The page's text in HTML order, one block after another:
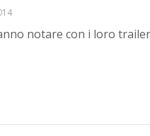
notare con i loro